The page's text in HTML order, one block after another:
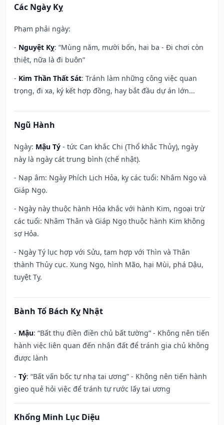
Các Ngày Kỵ
Phạm phải ngày:
- Nguyệt Kỵ: “Mùng năm, mười bốn, hai ba - Đi chơi còn
thiệt, nữa là đi buôn”
- Kim Thần Thất Sát: Tránh làm những công việc quan
trọng, đi xa, ký kết hợp đồng, hay bắt đầu dự án lớn...
Ngũ Hành
Ngày: Mậu Tý - tức Can khắc Chi (Thổ khắc Thủy), ngày
này là ngày cát trung bình (chế nhật).
- Nạp âm: Ngày Phích Lịch Hỏa, kỵ các tuổi: Nhâm Ngọ và
Giáp Ngọ.
- Ngày này thuộc hành Hỏa khắc với hành Kim, ngoại trừ
các tuổi: Nhâm Thân và Giáp Ngọ thuộc hành Kim không
sợ Hỏa.
- Ngày Tý lục hợp với Sửu, tam hợp với Thìn và Thân
thành Thủy cục. Xung Ngọ, hình Mão, hại Mùi, phá Dậu,
tuyệt Tỵ.
Bành Tổ Bách Kỵ Nhật
- Mậu: “Bất thụ điền điền chủ bất tường” - Không nên tiến
hành việc liên quan đến nhận đất để tránh gia chủ không
được lành
- Tý: “Bất vấn bốc tự nhạ tai ương” - Không nên tiến hành
gieo quẻ hỏi việc để tránh tự rước lấy tai ương
Khổng Minh Lục Diệu